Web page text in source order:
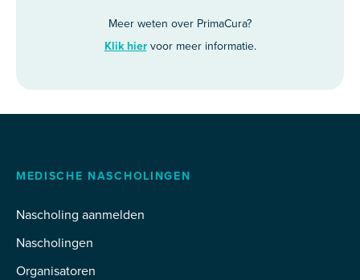
Meer weten over PrimaCura?
Klik hiervoor meer informatie.
MEDISCHE NASCHOLINGEN
Nascholing aanmelden
Nascholingen
Organisatoren